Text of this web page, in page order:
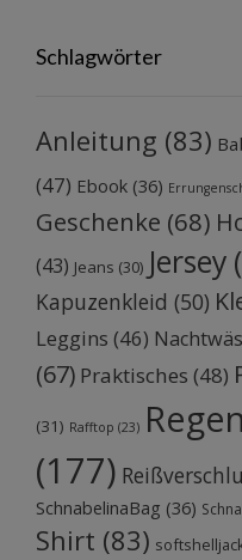
Schlagwörter
Anleitung (83)
(47) Ebook (36)
Geschenke (68)
(43) Jeans (30) Jersey
Kapuzenkleid (50)
Leggins (46)
(67) Praktisches (48)
(31) Rafftop (23)
(177)
SchnabelinaBag (36)
Shirt (83)